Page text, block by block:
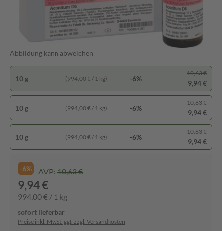
Abbildung kann abweichen
10 g (994,00 € / 1 kg) -6%
10,63 €
9,94 €
10 g (994,00 € / 1 kg) -6%
10,63 €
9,94 €
10 g (994,00 € / 1 kg) -6%
10,63 €
9,94 €
-6% AVP: 10,63 €
9,94 €
994,00 € / 1 kg
sofort lieferbar
Preise inkl. MwSt. ggf. zzgl. Versandkosten